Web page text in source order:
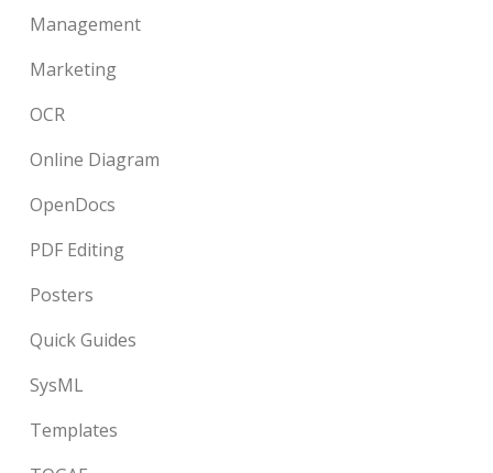
Management
Marketing
OCR
Online Diagram
OpenDocs
PDF Editing
Posters
Quick Guides
SysML
Templates